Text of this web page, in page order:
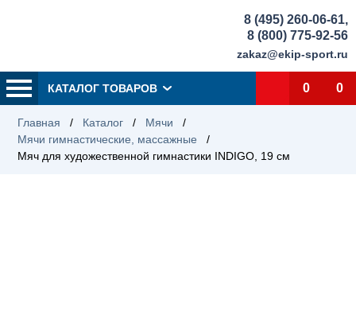
8 (495) 260-06-61,
8 (800) 775-92-56
zakaz@ekip-sport.ru
КАТАЛОГ ТОВАРОВ 0 0
Главная / Каталог / Мячи
/
Мячи гимнастические, массажные
/
Мяч для художественной гимнастики INDIGO, 19 см